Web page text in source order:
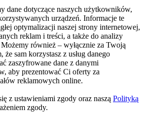
dane dotyczące naszych użytkowników,
urządzeń. Informacje te
optymalizacji naszej strony internetowej,
reklam i treści, a także do analizy
również – wyłącznie za Twoją
sam korzystasz z usług danego
zaszyfrowane dane z danymi
aby prezentować Ci oferty za
reklamowych online.
z ustawieniami zgody oraz naszą Polityką
zgody.